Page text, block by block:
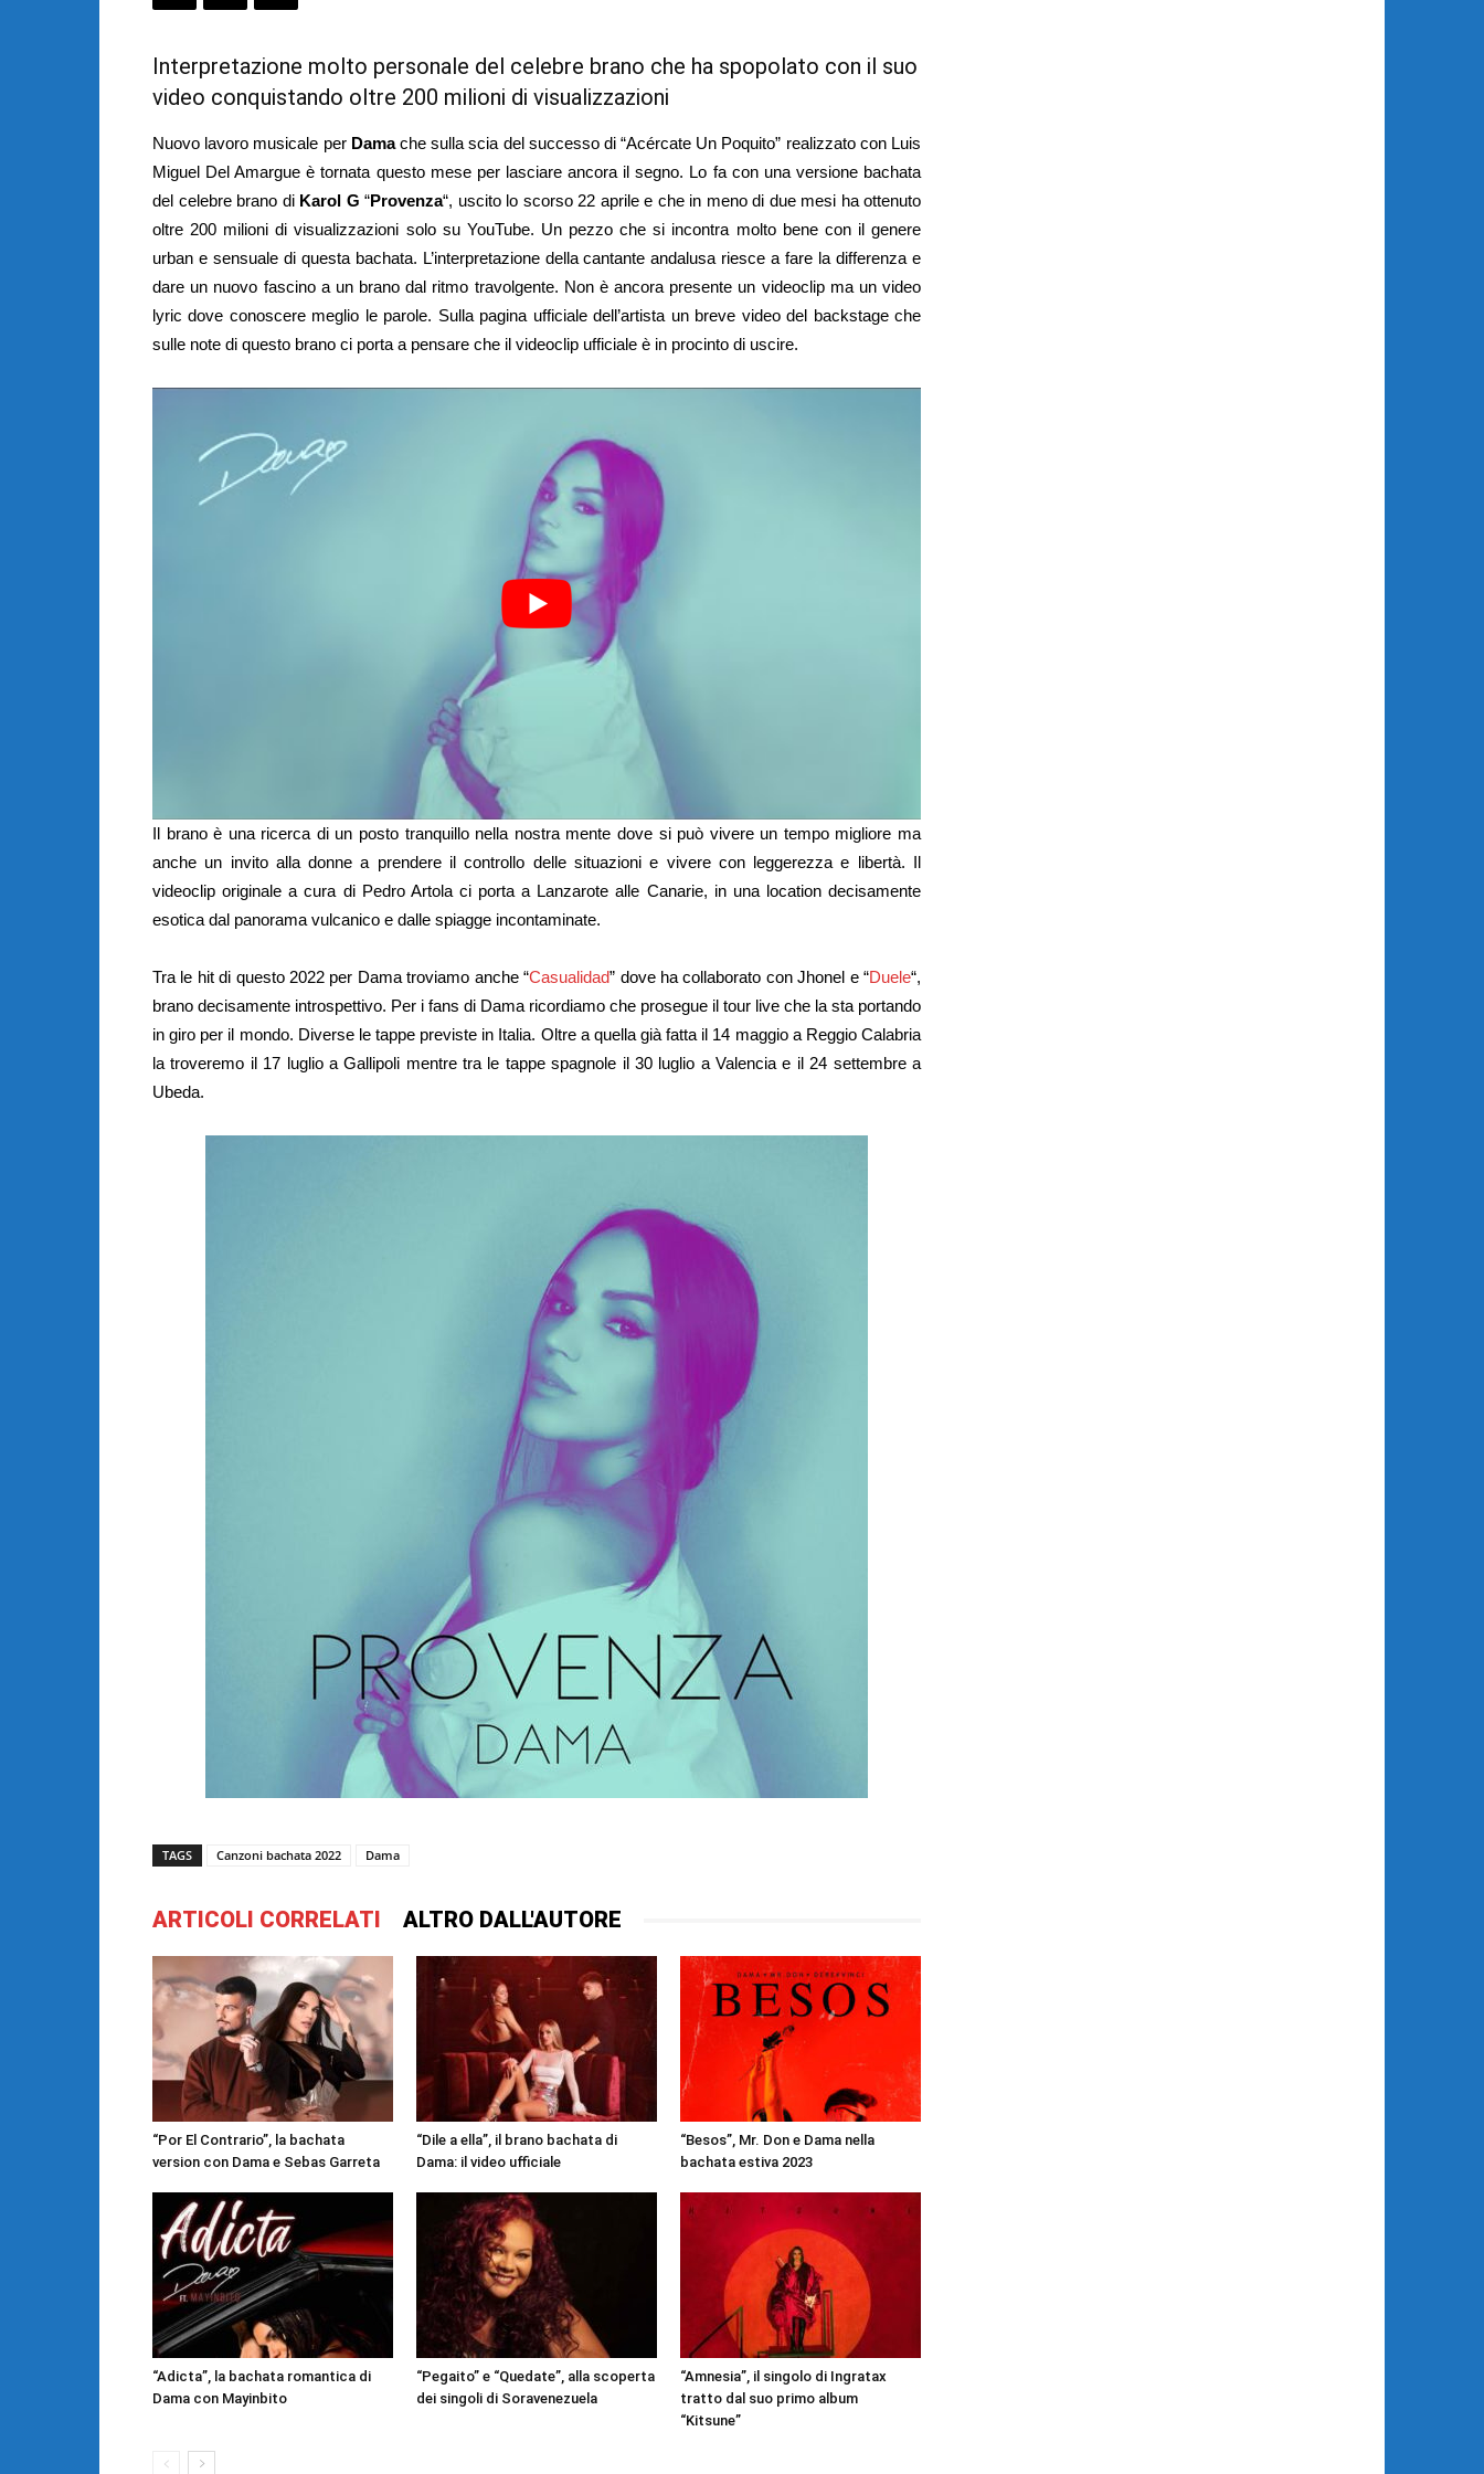
Interpretazione molto personale del celebre brano che ha spopolato con il suo
video conquistando oltre 200 milioni di visualizzazioni
Nuovo lavoro musicale per Damache sulla scia del successo di “Acércate Un Poquito” realizzato con Luis
Miguel Del Amargue è tornata questo mese per lasciare ancora il segno. Lo fa con una versione bachata
del celebre brano di Karol G “Provenza“, uscito lo scorso 22 aprile e che in meno di due mesi ha ottenuto
oltre 200 milioni di visualizzazioni solo su YouTube. Un pezzo che si incontra molto bene con il genere
urban e sensuale di questa bachata. L’interpretazione della cantante andalusa riesce a fare la differenza e
dare un nuovo fascino a un brano dal ritmo travolgente. Non è ancora presente un videoclip ma un video
lyric dove conoscere meglio le parole. Sulla pagina ufficiale dell’artista un breve video del backstage che
sulle note di questo brano ci porta a pensare che il videoclip ufficiale è in procinto di uscire.
Il brano è una ricerca di un posto tranquillo nella nostra mente dove si può vivere un tempo migliore ma
anche un invito alla donne a prendere il controllo delle situazioni e vivere con leggerezza e libertà. Il
videoclip originale a cura di Pedro Artola ci porta a Lanzarote alle Canarie, in una location decisamente
esotica dal panorama vulcanico e dalle spiagge incontaminate.
Tra le hit di questo 2022 per Dama troviamo anche “Casualidad” dove ha collaborato con Jhonel e “Duele“,
brano decisamente introspettivo. Per i fans di Dama ricordiamo che prosegue il tour live che la sta portando
in giro per il mondo. Diverse le tappe previste in Italia. Oltre a quella già fatta il 14 maggio a Reggio Calabria
la troveremo il 17 luglio a Gallipoli mentre tra le tappe spagnole il 30 luglio a Valencia e il 24 settembre a
Ubeda.
TAGS Canzoni bachata 2022 Dama
ARTICOLI CORRELATI ALTRO DALL'AUTORE
“Por El Contrario”, la bachata
version con Dama e Sebas Garreta
“Dile a ella”, il brano bachata di
Dama: il video ufficiale
“Besos”, Mr. Don e Dama nella
bachata estiva 2023
“Adicta”, la bachata romantica di
Dama con Mayinbito
“Pegaito” e “Quedate”, alla scoperta
dei singoli di Soravenezuela
“Amnesia”, il singolo di Ingratax
tratto dal suo primo album
“Kitsune”